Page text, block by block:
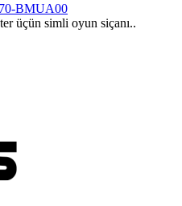
BMUA00
üçün simli oyun siçanı..